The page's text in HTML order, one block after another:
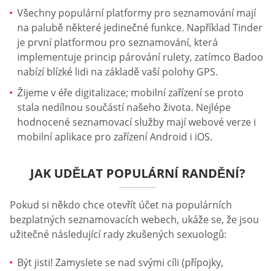
Všechny populární platformy pro seznamování mají
na palubě některé jedinečné funkce. Například Tinder
je první platformou pro seznamování, která
implementuje princip párování rulety, zatímco Badoo
nabízí blízké lidi na základě vaší polohy GPS.
Žijeme v éře digitalizace; mobilní zařízení se proto
stala nedílnou součástí našeho života. Nejlépe
hodnocené seznamovací služby mají webové verze i
mobilní aplikace pro zařízení Android i iOS.
JAK UDĚLAT POPULÁRNÍ RANDĚNÍ?
Pokud si někdo chce otevřít účet na populárních
bezplatných seznamovacích webech, ukáže se, že jsou
užitečné následující rady zkušených sexuologů:
Být jisti! Zamyslete se nad svými cíli (přípojky,